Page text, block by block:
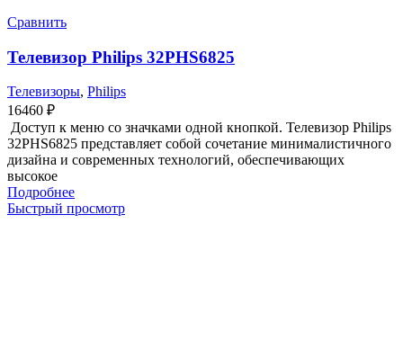
Сравнить
Телевизор Philips 32PHS6825
Телевизоры, Philips
16460 ₽
Доступ к меню со значками одной кнопкой. Телевизор Philips
32PHS6825 представляет собой сочетание минималистичного
дизайна и современных технологий, обеспечивающих
высокое
Подробнее
Быстрый просмотр